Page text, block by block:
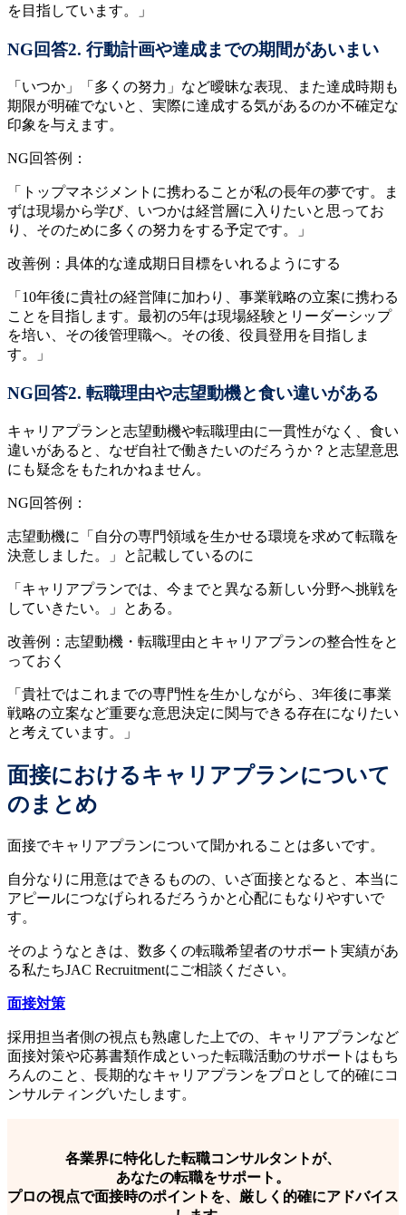
を目指しています。」
NG回答2. 行動計画や達成までの期間があいまい
「いつか」「多くの努力」など曖昧な表現、また達成時期も
期限が明確でないと、実際に達成する気があるのか不確定な
印象を与えます。
NG回答例：
「トップマネジメントに携わることが私の長年の夢です。ま
ずは現場から学び、いつかは経営層に入りたいと思ってお
り、そのために多くの努力をする予定です。」
改善例：具体的な達成期日目標をいれるようにする
「10年後に貴社の経営陣に加わり、事業戦略の立案に携わる
ことを目指します。最初の5年は現場経験とリーダーシップ
を培い、その後管理職へ。その後、役員登用を目指しま
す。」
NG回答2. 転職理由や志望動機と食い違いがある
キャリアプランと志望動機や転職理由に一貫性がなく、食い
違いがあると、なぜ自社で働きたいのだろうか？と志望意思
にも疑念をもたれかねません。
NG回答例：
志望動機に「自分の専門領域を生かせる環境を求めて転職を
決意しました。」と記載しているのに
「キャリアプランでは、今までと異なる新しい分野へ挑戦を
していきたい。」とある。
改善例：志望動機・転職理由とキャリアプランの整合性をと
っておく
「貴社ではこれまでの専門性を生かしながら、3年後に事業
戦略の立案など重要な意思決定に関与できる存在になりたい
と考えています。」
面接におけるキャリアプランについて
のまとめ
面接でキャリアプランについて聞かれることは多いです。
自分なりに用意はできるものの、いざ面接となると、本当に
アピールにつなげられるだろうかと心配にもなりやすいで
す。
そのようなときは、数多くの転職希望者のサポート実績があ
る私たちJAC Recruitmentにご相談ください。
面接対策
採用担当者側の視点も熟慮した上での、キャリアプランなど
面接対策や応募書類作成といった転職活動のサポートはもち
ろんのこと、長期的なキャリアプランをプロとして的確にコ
ンサルティングいたします。
各業界に特化した転職コンサルタントが、
あなたの転職をサポート。
プロの視点で面接時のポイントを、厳しく的確にアドバイス